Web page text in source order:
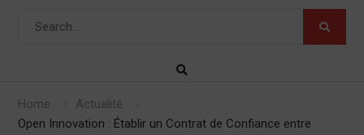
Home
Actualité
Open Innovation : Établir un Contrat de Confiance entre